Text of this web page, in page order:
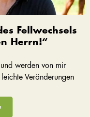
Fellwechsels
Herrn!“
werden von mir
Veränderungen